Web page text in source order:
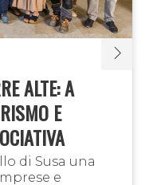
ALTE: A
E
di Susa una
e